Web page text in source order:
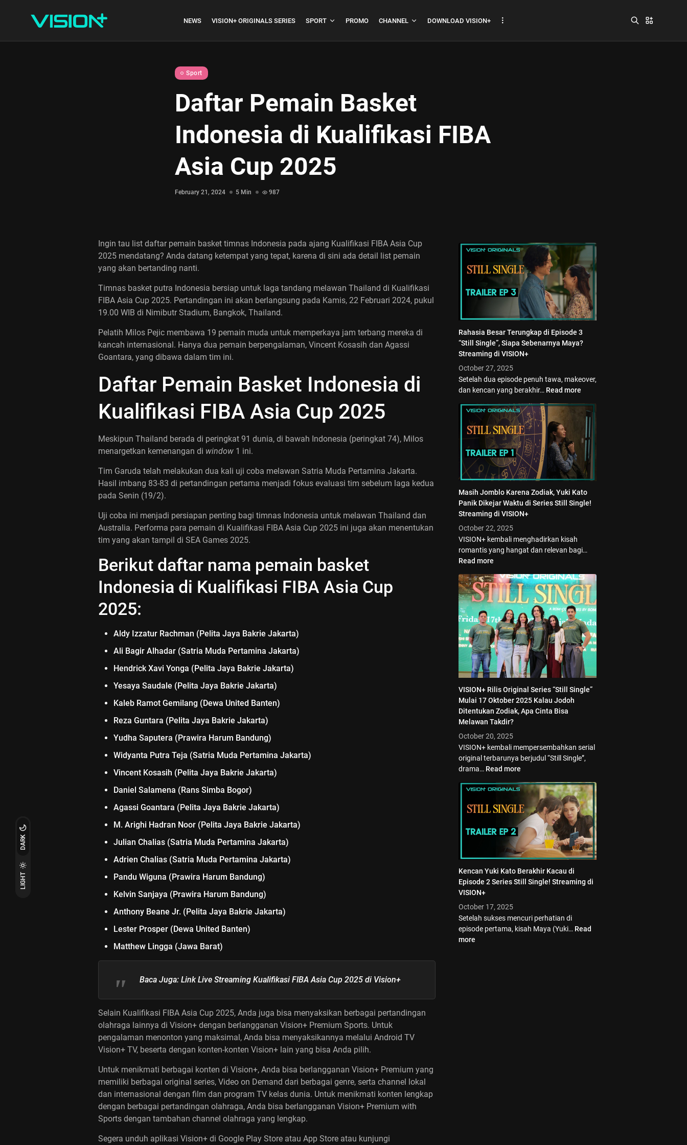
LIGHT
DARK
NEWS VISION+ ORIGINALS SERIES SPORT PROMO CHANNEL DOWNLOAD VISION+
Hari Ini...
Formula 1 Hungarian
Grand Prix...
Cup 2026...
Sport
Daftar Pemain Basket
Indonesia di Kualifikasi FIBA
Asia Cup 2025
February 21, 2024 5 Min 987
Rahasia Besar Terungkap di Episode 3
“Still Single”, Siapa Sebenarnya Maya?
Streaming di VISION+
October 27, 2025
Setelah dua episode penuh tawa, makeover,
dan kencan yang berakhir… Read more
Masih Jomblo Karena Zodiak, Yuki Kato
Panik Dikejar Waktu di Series Still Single!
Streaming di VISION+
October 22, 2025
VISION+ kembali menghadirkan kisah
romantis yang hangat dan relevan bagi…
Read more
VISION+ Rilis Original Series “Still Single”
Mulai 17 Oktober 2025 Kalau Jodoh
Ditentukan Zodiak, Apa Cinta Bisa
Melawan Takdir?
October 20, 2025
VISION+ kembali mempersembahkan serial
original terbarunya berjudul “Still Single”,
drama… Read more
Kencan Yuki Kato Berakhir Kacau di
Episode 2 Series Still Single! Streaming di
VISION+
October 17, 2025
Setelah sukses mencuri perhatian di
episode pertama, kisah Maya (Yuki… Read
more
Ingin tau list daftar pemain basket timnas Indonesia pada ajang Kualifikasi FIBA Asia Cup
2025 mendatang? Anda datang ketempat yang tepat, karena di sini ada detail list pemain
yang akan bertanding nanti.
Timnas basket putra Indonesia bersiap untuk laga tandang melawan Thailand di Kualifikasi
FIBA Asia Cup 2025. Pertandingan ini akan berlangsung pada Kamis, 22 Februari 2024, pukul
19.00 WIB di Nimibutr Stadium, Bangkok, Thailand.
Pelatih Milos Pejic membawa 19 pemain muda untuk memperkaya jam terbang mereka di
kancah internasional. Hanya dua pemain berpengalaman, Vincent Kosasih dan Agassi
Goantara, yang dibawa dalam tim ini.
Daftar Pemain Basket Indonesia di
Kualifikasi FIBA Asia Cup 2025
Meskipun Thailand berada di peringkat 91 dunia, di bawah Indonesia (peringkat 74), Milos
menargetkan kemenangan di window 1 ini.
Tim Garuda telah melakukan dua kali uji coba melawan Satria Muda Pertamina Jakarta.
Hasil imbang 83-83 di pertandingan pertama menjadi fokus evaluasi tim sebelum laga kedua
pada Senin (19/2).
Uji coba ini menjadi persiapan penting bagi timnas Indonesia untuk melawan Thailand dan
Australia. Performa para pemain di Kualifikasi FIBA Asia Cup 2025 ini juga akan menentukan
tim yang akan tampil di SEA Games 2025.
Berikut daftar nama pemain basket
Indonesia di Kualifikasi FIBA Asia Cup
2025:
Aldy Izzatur Rachman (Pelita Jaya Bakrie Jakarta)
Ali Bagir Alhadar (Satria Muda Pertamina Jakarta)
Hendrick Xavi Yonga (Pelita Jaya Bakrie Jakarta)
Yesaya Saudale (Pelita Jaya Bakrie Jakarta)
Kaleb Ramot Gemilang (Dewa United Banten)
Reza Guntara (Pelita Jaya Bakrie Jakarta)
Yudha Saputera (Prawira Harum Bandung)
Widyanta Putra Teja (Satria Muda Pertamina Jakarta)
Vincent Kosasih (Pelita Jaya Bakrie Jakarta)
Daniel Salamena (Rans Simba Bogor)
Agassi Goantara (Pelita Jaya Bakrie Jakarta)
M. Arighi Hadran Noor (Pelita Jaya Bakrie Jakarta)
Julian Chalias (Satria Muda Pertamina Jakarta)
Adrien Chalias (Satria Muda Pertamina Jakarta)
Pandu Wiguna (Prawira Harum Bandung)
Kelvin Sanjaya (Prawira Harum Bandung)
Anthony Beane Jr. (Pelita Jaya Bakrie Jakarta)
Lester Prosper (Dewa United Banten)
Matthew Lingga (Jawa Barat)
Baca Juga: Link Live Streaming Kualifikasi FIBA Asia Cup 2025 di Vision+
Selain Kualifikasi FIBA Asia Cup 2025, Anda juga bisa menyaksikan berbagai pertandingan
olahraga lainnya di Vision+ dengan berlangganan Vision+ Premium Sports. Untuk
pengalaman menonton yang maksimal, Anda bisa menyaksikannya melalui Android TV
Vision+ TV, beserta dengan konten-konten Vision+ lain yang bisa Anda pilih.
Untuk menikmati berbagai konten di Vision+, Anda bisa berlangganan Vision+ Premium yang
memiliki berbagai original series, Video on Demand dari berbagai genre, serta channel lokal
dan internasional dengan film dan program TV kelas dunia. Untuk menikmati konten lengkap
dengan berbagai pertandingan olahraga, Anda bisa berlangganan Vision+ Premium with
Sports dengan tambahan channel olahraga yang lengkap.
Segera unduh aplikasi Vision+ di Google Play Store atau App Store atau kunjungi